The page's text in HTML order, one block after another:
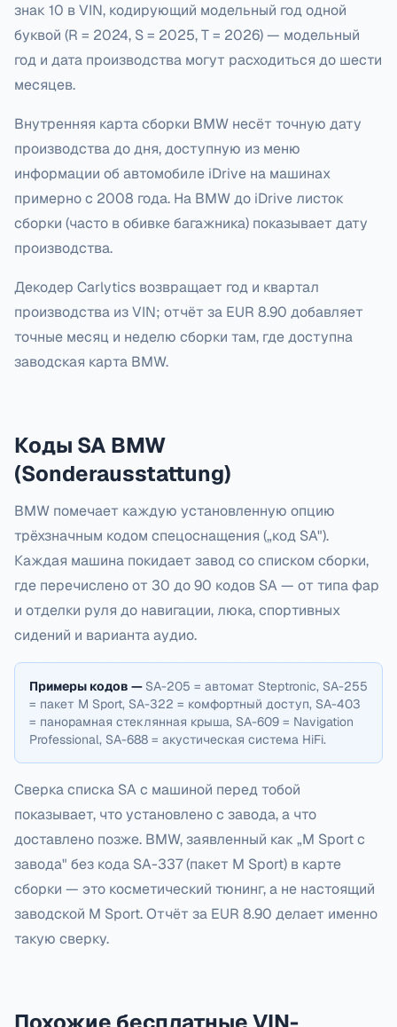
знак 10 в VIN, кодирующий модельный год одной
буквой (R = 2024, S = 2025, T = 2026) — модельный
год и дата производства могут расходиться до шести
месяцев.
Внутренняя карта сборки BMW несёт точную дату
производства до дня, доступную из меню
информации об автомобиле iDrive на машинах
примерно с 2008 года. На BMW до iDrive листок
сборки (часто в обивке багажника) показывает дату
производства.
Декодер Carlytics возвращает год и квартал
производства из VIN; отчёт за EUR 8.90 добавляет
точные месяц и неделю сборки там, где доступна
заводская карта BMW.
Коды SA BMW
(Sonderausstattung)
BMW помечает каждую установленную опцию
трёхзначным кодом спецоснащения („код SA").
Каждая машина покидает завод со списком сборки,
где перечислено от 30 до 90 кодов SA — от типа фар
и отделки руля до навигации, люка, спортивных
сидений и варианта аудио.
Примеры кодов — SA-205 = автомат Steptronic, SA-255
= пакет M Sport, SA-322 = комфортный доступ, SA-403
= панорамная стеклянная крыша, SA-609 = Navigation
Professional, SA-688 = акустическая система HiFi.
Сверка списка SA с машиной перед тобой
показывает, что установлено с завода, а что
доставлено позже. BMW, заявленный как „M Sport с
завода" без кода SA-337 (пакет M Sport) в карте
сборки — это косметический тюнинг, а не настоящий
заводской M Sport. Отчёт за EUR 8.90 делает именно
такую сверку.